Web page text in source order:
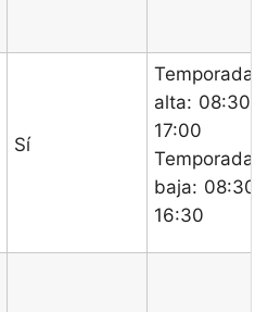
Sí
Temporada
alta: 08:30–
17:00
Temporada
baja: 08:30–
16:30